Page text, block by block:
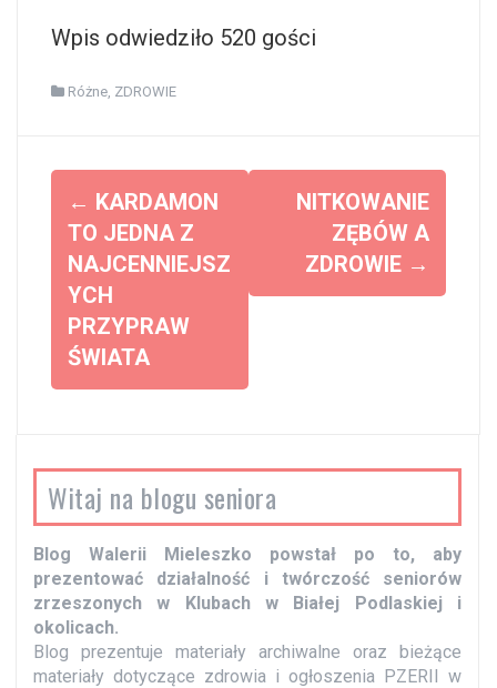
Wpis odwiedziło 520 gości
Różne ZDROWIE
z
i
s
y
← KARDAMON
TO JEDNA Z
NAJCENNIEJSZ
YCH
PRZYPRAW
ŚWIATA
NITKOWANIE
ZĘBÓW A
ZDROWIE →
Witaj na blogu seniora
Blog Walerii Mieleszko powstał po to, aby
prezentować działalność i twórczość seniorów
zrzeszonych w Klubach w Białej Podlaskiej i
okolicach.
Blog prezentuje materiały archiwalne oraz bieżące
materiały dotyczące zdrowia i ogłoszenia PZERII w